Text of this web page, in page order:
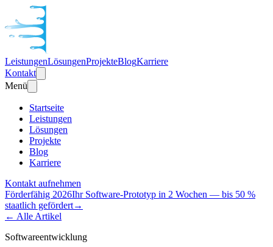
LeistungenLösungenProjekteBlogKarriere
Kontakt
Menü
Startseite
Leistungen
Lösungen
Projekte
Blog
Karriere
Kontakt aufnehmen
Förderfähig 2026Ihr Software-Prototyp in 2 Wochen — bis 50 %
staatlich gefördert→
← Alle Artikel
Softwareentwicklung